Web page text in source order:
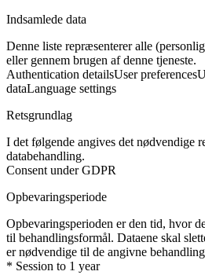
Indsamlede data
Denne liste repræsenterer alle
eller gennem brugen af denne tjeneste.
Authentication detailsUser preferences
dataLanguage settings
Retsgrundlag
I det følgende angives det nødvendige
databehandling.
Consent under GDPR
Opbevaringsperiode
Opbevaringsperioden er den tid, hvor
til behandlingsformål. Dataene skal
er nødvendige til de angivne
* Session to 1 year